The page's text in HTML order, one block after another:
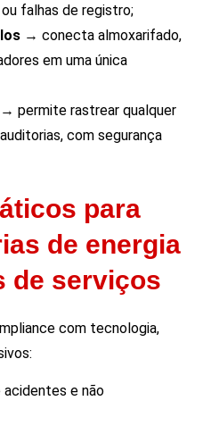
falhas de registro;
→ conecta almoxarifado,
em uma única
→ permite rastrear qualquer
com segurança
para
de energia
de serviços
com tecnologia,
acidentes e não